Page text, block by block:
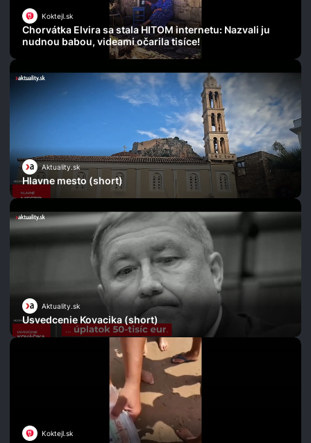
Koktejl.sk
Chorvátka Elvira sa stala HITOM internetu: Nazvali ju
nudnou babou, videami očarila tisíce!
Aktuality.sk
Hlavne mesto (short)
Aktuality.sk
Usvedcenie Kovacika (short)
Koktejl.sk